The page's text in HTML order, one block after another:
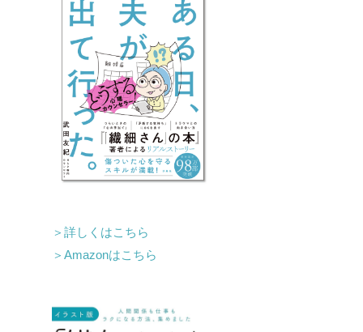
＞詳しくはこちら
＞Amazonはこちら